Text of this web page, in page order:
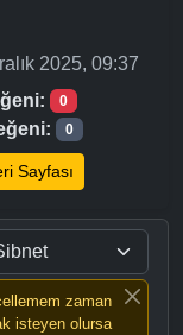
2025, 09:37
0
0
Sayfası
zaman
isteyen olursa